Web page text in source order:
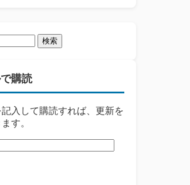
購読
入して購読すれば、更新を
す。